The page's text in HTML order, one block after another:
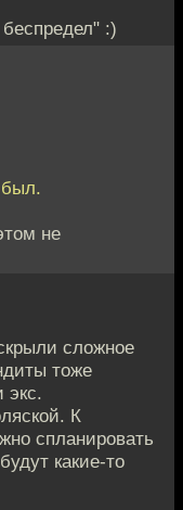
:)
был.
не
сложное
тоже
экс.
К
спланировать
какие-то